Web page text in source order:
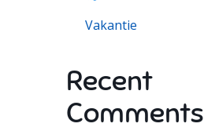
Vakantie
Recent
Comments